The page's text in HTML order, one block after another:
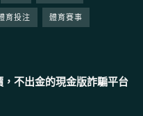
育投注 體育賽事
不出金的現金版詐騙平台